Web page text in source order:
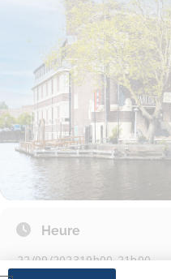
Heure
22/09/202319h00 21h00